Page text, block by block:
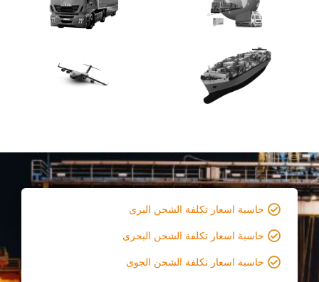
حاسبة اسعار تكلفة الشحن البرى
حاسبة اسعار تكلفة الشحن البحرى
حاسبة اسعار تكلفة الشحن الجوى